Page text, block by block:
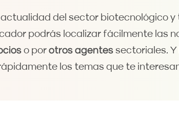
actualidad del sector biotecnológico
podrás localizar fácilmente las
o por otros agentessectoriales.
los temas que te